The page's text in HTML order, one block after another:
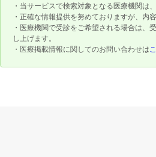
・当サービスで検索対象となる医療機関は
・正確な情報提供を努めておりますが、内
・医療機関で受診をご希望される場合は、
し上げます。
・医療掲載情報に関してのお問い合わせは